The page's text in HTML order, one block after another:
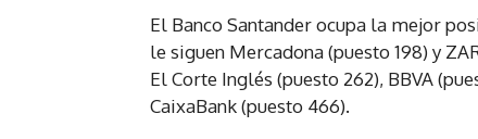
El Banco Santander ocupa la mejor
le siguen Mercadona (puesto 198) y
El Corte Inglés (puesto 262), BBVA
CaixaBank (puesto 466).